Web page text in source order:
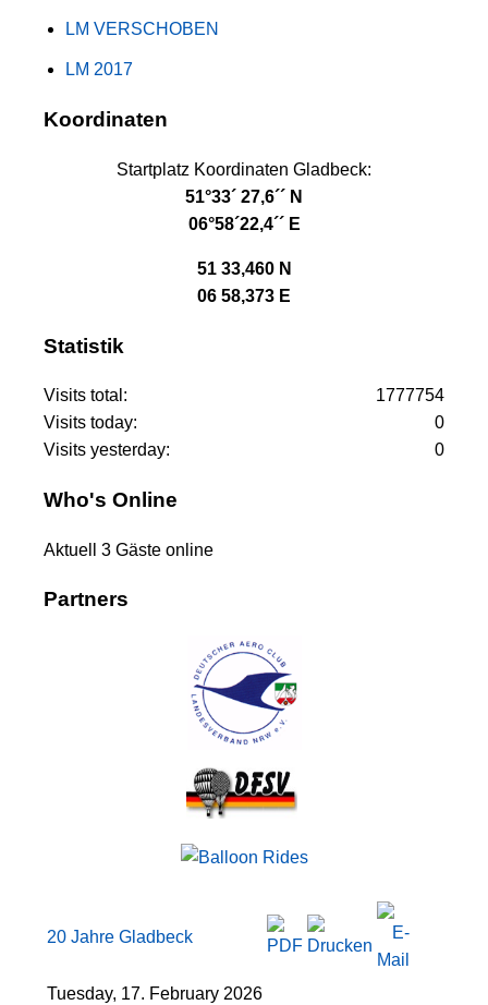
LM VERSCHOBEN
LM 2017
Koordinaten
Startplatz Koordinaten Gladbeck:
51°33´ 27,6´´ N
06°58´22,4´´ E
51 33,460 N
06 58,373 E
Statistik
Visits total:
1777754
Visits today:
0
Visits yesterday:
0
Who's Online
Aktuell 3 Gäste online
Partners
20 Jahre Gladbeck
Tuesday, 17. February 2026